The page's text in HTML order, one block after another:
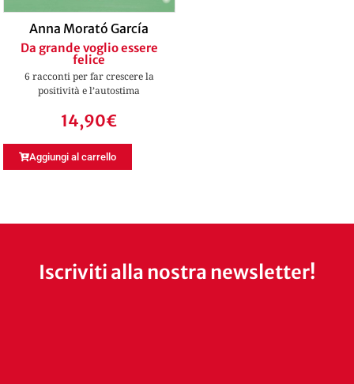
Anna Morató García
Da grande voglio essere
felice
6 racconti per far crescere la
positività e l’autostima
14,90€
Aggiungi al carrello
Iscriviti alla nostra newsletter!